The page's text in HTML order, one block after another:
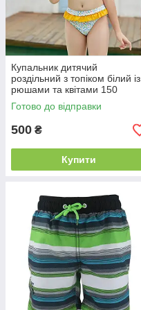
Купальник дитячий
роздільний з топіком білий із
рюшами та квітами 150
Готово до відправки
500 ₴
Купити